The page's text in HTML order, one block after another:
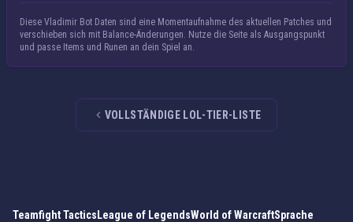
Diese Vladimir Bot Daten sind eine Momentaufnahme des aktuellen Patches und
verschieben sich mit Balance-Änderungen. Nutze die Seite als Ausgangspunkt
und passe Items und Runen an dein Spiel an.
VOLLSTÄNDIGE LOL-TIER-LISTE
Teamfight Tactics League of LegendsWorld of WarcraftSprache